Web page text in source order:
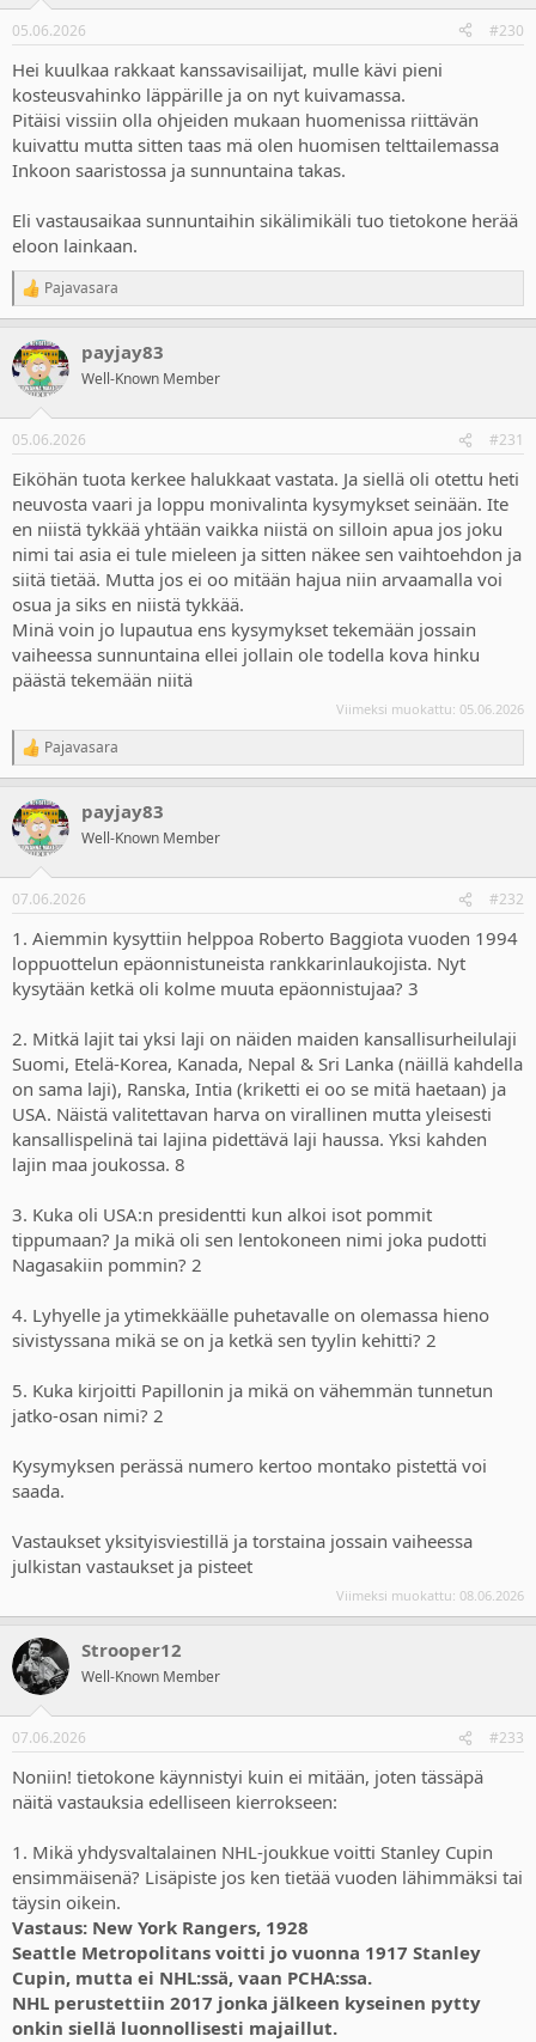
s
05.06.2026 #230
Hei kuulkaa rakkaat kanssavisailijat, mulle kävi pieni
kosteusvahinko läppärille ja on nyt kuivamassa.
Pitäisi vissiin olla ohjeiden mukaan huomenissa riittävän
kuivattu mutta sitten taas mä olen huomisen telttailemassa
Inkoon saaristossa ja sunnuntaina takas.
Eli vastausaikaa sunnuntaihin sikälimikäli tuo tietokone herää
eloon lainkaan.
R
e
c
t
i
s
Pajavasara
payjay83
Well-Known Member
05.06.2026 #231
Eiköhän tuota kerkee halukkaat vastata. Ja siellä oli otettu heti
neuvosta vaari ja loppu monivalinta kysymykset seinään. Ite
en niistä tykkää yhtään vaikka niistä on silloin apua jos joku
nimi tai asia ei tule mieleen ja sitten näkee sen vaihtoehdon ja
siitä tietää. Mutta jos ei oo mitään hajua niin arvaamalla voi
osua ja siks en niistä tykkää.
Minä voin jo lupautua ens kysymykset tekemään jossain
vaiheessa sunnuntaina ellei jollain ole todella kova hinku
päästä tekemään niitä
Viimeksi muokattu: 05.06.2026
R
e
c
t
i
s
Pajavasara
payjay83
Well-Known Member
07.06.2026 #232
1. Aiemmin kysyttiin helppoa Roberto Baggiota vuoden 1994
loppuottelun epäonnistuneista rankkarinlaukojista. Nyt
kysytään ketkä oli kolme muuta epäonnistujaa? 3
2. Mitkä lajit tai yksi laji on näiden maiden kansallisurheilulaji
Suomi, Etelä-Korea, Kanada, Nepal & Sri Lanka (näillä kahdella
on sama laji), Ranska, Intia (kriketti ei oo se mitä haetaan) ja
USA. Näistä valitettavan harva on virallinen mutta yleisesti
kansallispelinä tai lajina pidettävä laji haussa. Yksi kahden
lajin maa joukossa. 8
3. Kuka oli USA:n presidentti kun alkoi isot pommit
tippumaan? Ja mikä oli sen lentokoneen nimi joka pudotti
Nagasakiin pommin? 2
4. Lyhyelle ja ytimekkäälle puhetavalle on olemassa hieno
sivistyssana mikä se on ja ketkä sen tyylin kehitti? 2
5. Kuka kirjoitti Papillonin ja mikä on vähemmän tunnetun
jatko-osan nimi? 2
Kysymyksen perässä numero kertoo montako pistettä voi
saada.
Vastaukset yksityisviestillä ja torstaina jossain vaiheessa
julkistan vastaukset ja pisteet
Viimeksi muokattu: 08.06.2026
Strooper12
Well-Known Member
07.06.2026 #233
Noniin! tietokone käynnistyi kuin ei mitään, joten tässäpä
näitä vastauksia edelliseen kierrokseen:
1. Mikä yhdysvaltalainen NHL-joukkue voitti Stanley Cupin
ensimmäisenä? Lisäpiste jos ken tietää vuoden lähimmäksi tai
täysin oikein.
Vastaus: New York Rangers, 1928
Seattle Metropolitans voitti jo vuonna 1917 Stanley
Cupin, mutta ei NHL:ssä, vaan PCHA:ssa.
NHL perustettiin 2017 jonka jälkeen kyseinen pytty
onkin siellä luonnollisesti majaillut.